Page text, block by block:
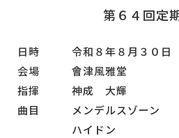
第６４回定
日時
令和８年８月３０
会場
會津風雅堂
指揮
神成 大輝
曲目
メンデルスゾーン
ハイドン